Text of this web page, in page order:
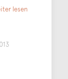
lesen